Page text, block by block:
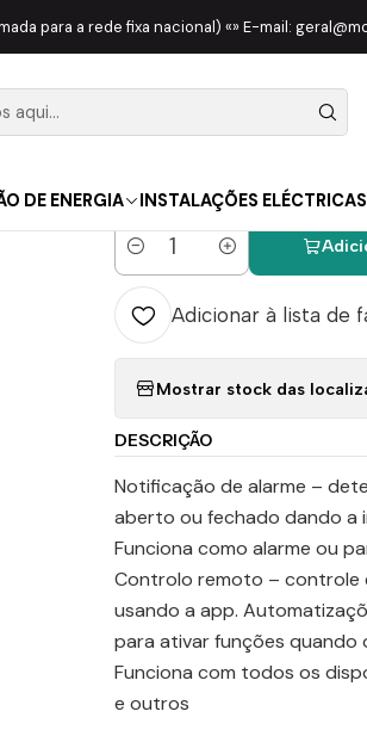
DE ENERGIA INSTALAÇÕES ELÉCTRICAS
para a rede fixa nacional) «» E-mail:
Sensor de Porta Magnético
Sensor de
Wifi
Quantidade
Adicionar à lista de
Mostrar stock das
DESCRIÇÃO
Notificação de alarme –
aberto ou fechado dando a
Funciona como alarme ou
Controlo remoto – controle
usando a app.
para ativar funções quando
Funciona com todos os
e outros